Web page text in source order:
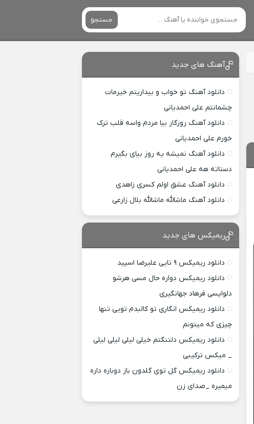
جستجو
آهنگ های جدید
دانلود آهنگ تو خواب و بیداریتم خیرمات
چشمانتم علی احمدیانی
دانلود آهنگ روزگار بیا مردم واسه قلب ترک
خورم علی احمدیانی
دانلود آهنگ نمیشه یه روز بیای بگیرم
دستاته هه علی احمدیانی
دانلود آهنگ عشق اولم کسری زاهدی
دانلود آهنگ ماشالله ماشالله بلال زارعی
ریمیکس های جدید
دانلود ریمیکس ۹ تایی علیرضا اسپید
دانلود ریمیکس دواره حال مسی هرشو
دلواپسی فرهاد جهانگیری
دانلود ریمیکس انگاری تو کالبدم تویی تنها
چیزی که میتونم
دانلود ریمیکس دلتنگتم خیلی لیلی لیلی لیلی
_ میکس ترکیبی
دانلود ریمیکس گل توی گلدون باز دوباره داره
میمیره _صدای زن